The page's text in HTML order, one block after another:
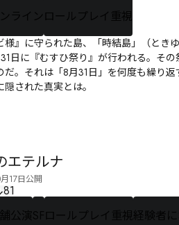
ライン ロールプレイ重視
様』に守られた島、「時結島」（と
日に『むすひ祭り』が行われる。そ
だ。それは「8月31日」を何度も繰り
された真実とは――。
エテルナ
17日公開
81
公演SFロールプレイ重視経験者